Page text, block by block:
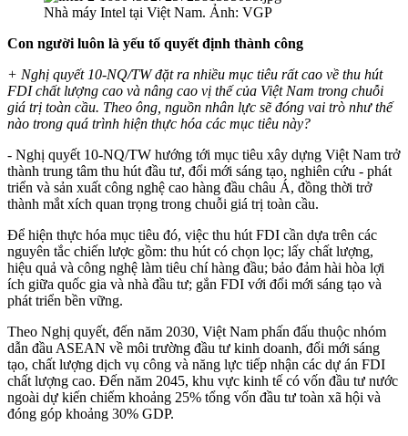
Nhà máy Intel tại Việt Nam. Ảnh: VGP
Con người luôn là yếu tố quyết định thành công
+ Nghị quyết 10-NQ/TW đặt ra nhiều mục tiêu rất cao về thu hút
FDI chất lượng cao và nâng cao vị thế của Việt Nam trong chuỗi
giá trị toàn cầu. Theo ông, nguồn nhân lực sẽ đóng vai trò như thế
nào trong quá trình hiện thực hóa các mục tiêu này?
- Nghị quyết 10-NQ/TW hướng tới mục tiêu xây dựng Việt Nam trở
thành trung tâm thu hút đầu tư, đổi mới sáng tạo, nghiên cứu - phát
triển và sản xuất công nghệ cao hàng đầu châu Á, đồng thời trở
thành mắt xích quan trọng trong chuỗi giá trị toàn cầu.
Để hiện thực hóa mục tiêu đó, việc thu hút FDI cần dựa trên các
nguyên tắc chiến lược gồm: thu hút có chọn lọc; lấy chất lượng,
hiệu quả và công nghệ làm tiêu chí hàng đầu; bảo đảm hài hòa lợi
ích giữa quốc gia và nhà đầu tư; gắn FDI với đổi mới sáng tạo và
phát triển bền vững.
Theo Nghị quyết, đến năm 2030, Việt Nam phấn đấu thuộc nhóm
dẫn đầu ASEAN về môi trường đầu tư kinh doanh, đổi mới sáng
tạo, chất lượng dịch vụ công và năng lực tiếp nhận các dự án FDI
chất lượng cao. Đến năm 2045, khu vực kinh tế có vốn đầu tư nước
ngoài dự kiến chiếm khoảng 25% tổng vốn đầu tư toàn xã hội và
đóng góp khoảng 30% GDP.